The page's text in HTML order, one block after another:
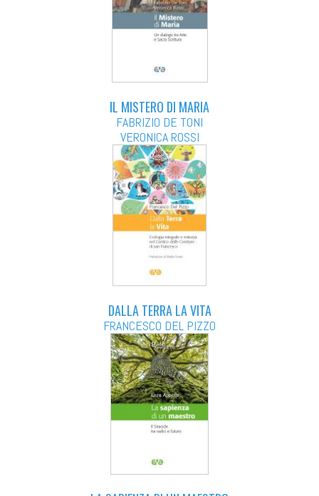
IL MISTERO DI MARIA
FABRIZIO DE TONI
VERONICA ROSSI
DALLA TERRA LA VITA
FRANCESCO DEL PIZZO